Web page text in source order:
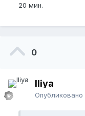
20 мин.
0
Iliya
Опубликовано